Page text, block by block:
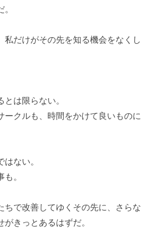
だけがその先を知る機会をなくし
は限らない。
ークルも、時間をかけて良いものに
ない。
。
ちで改善してゆくその先に、さらな
きっとあるはずだ。